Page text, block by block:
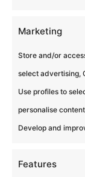
Marketing
Store and/or
select advertising,
Use profiles to
personalise
Develop and
Features